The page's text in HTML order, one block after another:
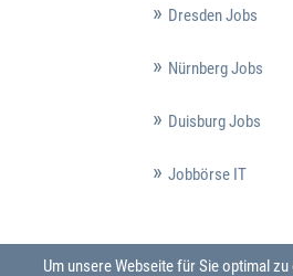
Dresden Jobs
Nürnberg Jobs
Duisburg Jobs
Jobbörse IT
Um unsere Webseite für Sie optimal